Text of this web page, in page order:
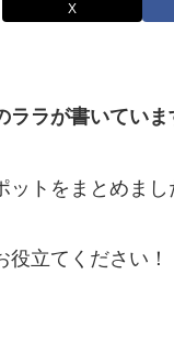
X
ラが書いていま
トをまとめまし
立てください！